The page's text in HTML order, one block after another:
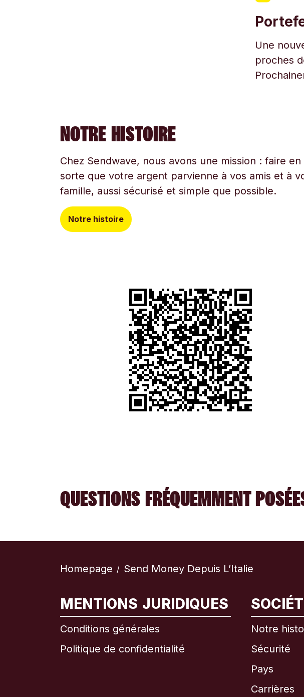
Une
proches
NOTRE HISTOIRE
Chez Sendwave, nous avons une mission : faire en
sorte que votre argent parvienne à vos amis et à
famille, aussi sécurisé et simple que possible.
Notre histoire
QUESTIONS FRÉQUEMMENT
Homepage / Send Money Depuis L’Italie
MENTIONS JURIDIQUES
Conditions générales
Politique de confidentialité
Notre
Sécurité
Pays
Carrières
Brésil